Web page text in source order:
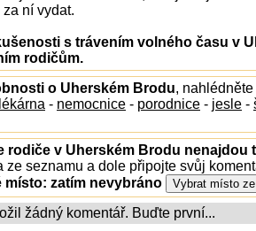
ní vydat.
s trávením volného času v
rodičům.
o Uherském Brodu,
lékárna - nemocnice - porodnice - jesle -
rodiče v Uherském Brodu nenajdou
ze seznamu a dole připojte svůj
místo: zatím nevybráno
žádný komentář. Buďte první...